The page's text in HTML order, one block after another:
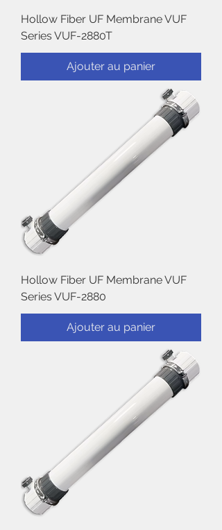
Hollow Fiber UF Membrane VUF
Series VUF-2880T
Ajouter au panier
Hollow Fiber UF Membrane VUF
Series VUF-2880
Ajouter au panier